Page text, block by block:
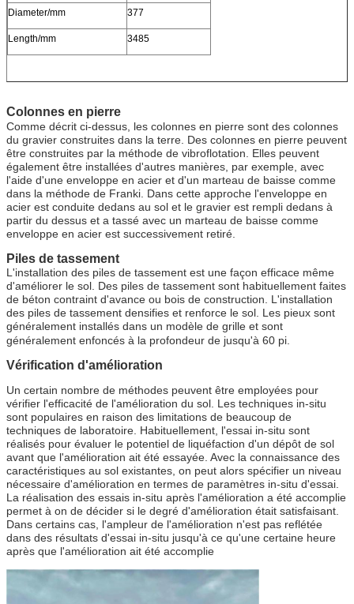
Diameter/mm 377
Length/mm 3485
Colonnes en pierre
Comme décrit ci-dessus, les colonnes en pierre sont des colonnes
du gravier construites dans la terre. Des colonnes en pierre peuvent
être construites par la méthode de vibroflotation. Elles peuvent
également être installées d'autres manières, par exemple, avec
l'aide d'une enveloppe en acier et d'un marteau de baisse comme
dans la méthode de Franki. Dans cette approche l'enveloppe en
acier est conduite dedans au sol et le gravier est rempli dedans à
partir du dessus et a tassé avec un marteau de baisse comme
enveloppe en acier est successivement retiré.
Piles de tassement
L'installation des piles de tassement est une façon efficace même
d'améliorer le sol. Des piles de tassement sont habituellement faites
de béton contraint d'avance ou bois de construction. L'installation
des piles de tassement densifies et renforce le sol. Les pieux sont
généralement installés dans un modèle de grille et sont
généralement enfoncés à la profondeur de jusqu'à 60 pi.
Vérification d'amélioration
Un certain nombre de méthodes peuvent être employées pour
vérifier l'efficacité de l'amélioration du sol. Les techniques in-situ
sont populaires en raison des limitations de beaucoup de
techniques de laboratoire. Habituellement, l'essai in-situ sont
réalisés pour évaluer le potentiel de liquéfaction d'un dépôt de sol
avant que l'amélioration ait été essayée. Avec la connaissance des
caractéristiques au sol existantes, on peut alors spécifier un niveau
nécessaire d'amélioration en termes de paramètres in-situ d'essai.
La réalisation des essais in-situ après l'amélioration a été accomplie
permet à on de décider si le degré d'amélioration était satisfaisant.
Dans certains cas, l'ampleur de l'amélioration n'est pas reflétée
dans des résultats d'essai in-situ jusqu'à ce qu'une certaine heure
après que l'amélioration ait été accomplie